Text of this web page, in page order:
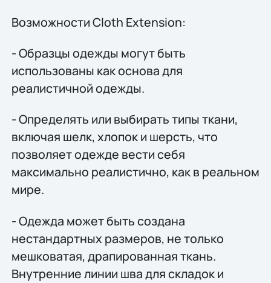
Возможности Cloth Extension:
- Образцы одежды могут быть
использованы как основа для
реалистичной одежды.
- Определять или выбирать типы ткани,
включая шелк, хлопок и шерсть, что
позволяет одежде вести себя
максимально реалистично, как в реальном
мире.
- Одежда может быть создана
нестандартных размеров, не только
мешковатая, драпированная ткань.
Внутренние линии шва для складок и